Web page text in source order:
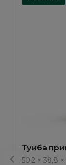
Тумба
Teramo
50,2 × 38,8